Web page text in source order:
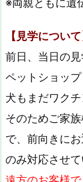
※両親ともに遺
【見学について
前日、当日の見
ペットショッ
犬もまだワクチ
そのためご家
で、前向きに
のみ対応させて